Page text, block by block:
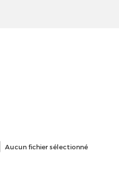
Aucun fichier sélectionné